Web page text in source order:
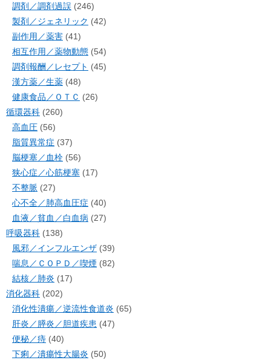
調剤／調剤過誤 (246)
製剤／ジェネリック (42)
副作用／薬害 (41)
相互作用／薬物動態 (54)
調剤報酬／レセプト (45)
漢方薬／生薬 (48)
健康食品／ＯＴＣ (26)
循環器科 (260)
高血圧 (56)
脂質異常症 (37)
脳梗塞／血栓 (56)
狭心症／心筋梗塞 (17)
不整脈 (27)
心不全／肺高血圧症 (40)
血液／貧血／白血病 (27)
呼吸器科 (138)
風邪／インフルエンザ (39)
喘息／ＣＯＰＤ／喫煙 (82)
結核／肺炎 (17)
消化器科 (202)
消化性潰瘍／逆流性食道炎 (65)
肝炎／膵炎／胆道疾患 (47)
便秘／痔 (40)
下痢／潰瘍性大腸炎 (50)